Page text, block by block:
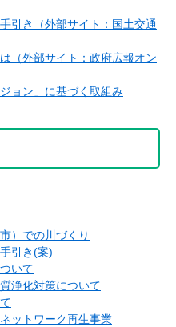
引き（外部サイト：国土交通
（外部サイト：政府広報オン
ョン」に基づく取組み
）での川づくり
引き(案)
いて
浄化対策について
ットワーク再生事業